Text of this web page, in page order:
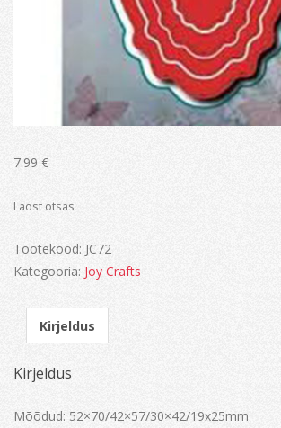
7.99 €
Laost otsas
Tootekood: JC72
Kategooria: Joy Crafts
Kirjeldus
Kirjeldus
Mõõdud: 52×70/42×57/30×42/19x25mm